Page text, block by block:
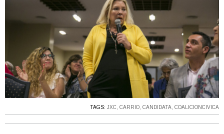
TAGS: JXC, CARRIO, CANDIDATA, COALICIONCIVICA